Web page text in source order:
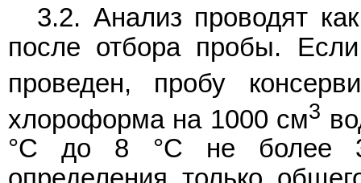
3.2. Анализ проводят
после отбора пробы.
проведен, пробу
хлороформа на 1000 см3
°C до 8 °C не более 3